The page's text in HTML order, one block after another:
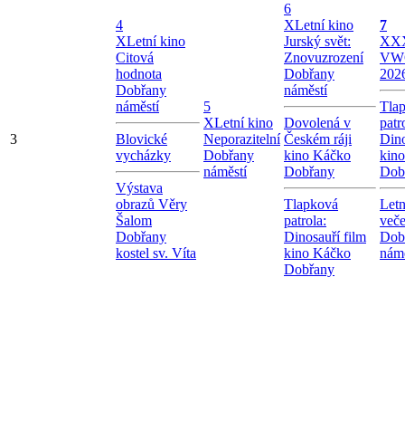
3
4
XLetní kino
Citová
hodnota
Dobřany
náměstí
Blovické
vycházky
Výstava
obrazů Věry
Šalom
Dobřany
kostel sv. Víta
5
XLetní kino
Neporazitelní
Dobřany
náměstí
6
XLetní kino
Jurský svět:
Znovuzrození
Dobřany
náměstí
Dovolená v
Českém ráji
kino Káčko
Dobřany
Tlapková
patrola:
Dinosauří film
kino Káčko
Dobřany
7
X